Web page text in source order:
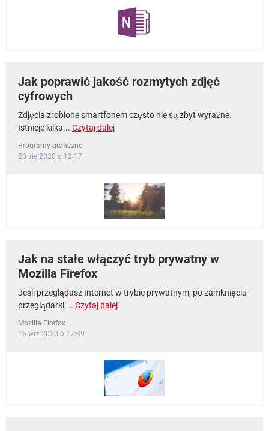
Jak poprawić jakość rozmytych zdjęć
cyfrowych
Zdjęcia zrobione smartfonem często nie są zbyt wyraźne.
Istnieje kilka... Czytaj dalej
Programy graficzne
20 sie 2020 o 12:17
Jak na stałe włączyć tryb prywatny w
Mozilla Firefox
Jeśli przeglądasz Internet w trybie prywatnym, po zamknięciu
przeglądarki,... Czytaj dalej
Mozilla Firefox
16 wrz 2020 o 17:39